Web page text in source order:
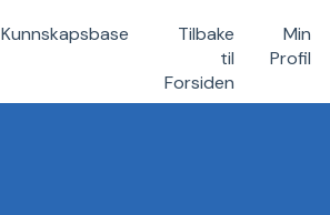
Kunnskapsbase
Tilbake
til
Forsiden
Min
Profil